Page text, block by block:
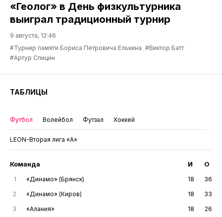
«Геолог» в День физкультурника
выиграл традиционный турнир
9 августа, 12:46
#Турнир памяти Бориса Петровича Елькина #Виктор Батт
#Артур Спицин
ТАБЛИЦЫ
Футбол Волейбол Футзал Хоккей
LEON-Вторая лига «А»
Команда И О
1 «Динамо» (Брянск) 18
36
2
«Динамо» (Киров) 18
33
3
«Алания» 18
26